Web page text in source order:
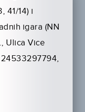
41/14) i
igara (NN
Ulica Vice